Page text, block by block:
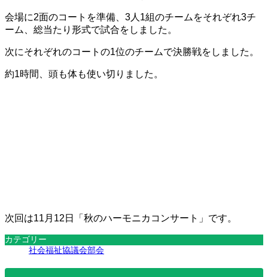
会場に2面のコートを準備、3人1組のチームをそれぞれ3チ
ーム、総当たり形式で試合をしました。
次にそれぞれのコートの1位のチームで決勝戦をしました。
約1時間、頭も体も使い切りました。
次回は11月12日「秋のハーモニカコンサート」です。
カテゴリー
社会福祉協議会部会